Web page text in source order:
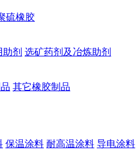
硫橡胶
剂 选矿药剂及冶炼助剂
其它橡胶制品
保温涂料 耐高温涂料 导电涂料